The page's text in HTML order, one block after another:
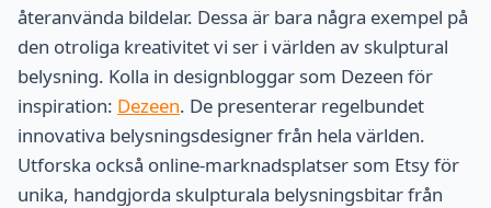
återanvända bildelar. Dessa är bara några exempel på
den otroliga kreativitet vi ser i världen av skulptural
belysning. Kolla in designbloggar som Dezeen för
inspiration: Dezeen. De presenterar regelbundet
innovativa belysningsdesigner från hela världen.
Utforska också online-marknadsplatser som Etsy för
unika, handgjorda skulpturala belysningsbitar från